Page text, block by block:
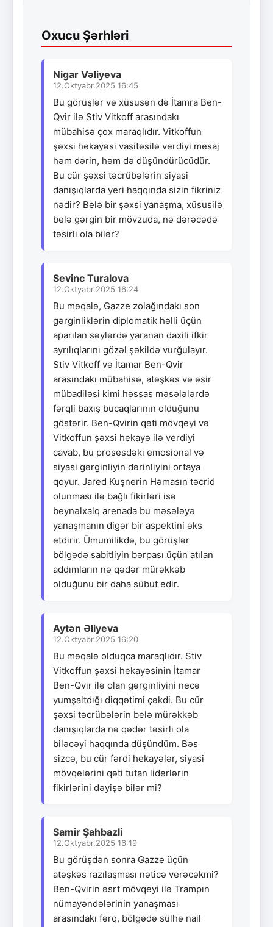
Oxucu Şərhləri
Nigar Vəliyeva
12.Oktyabr.2025 16:45
Bu görüşlər və xüsusən də İtamra Ben-
Qvir ilə Stiv Vitkoff arasındakı
mübahisə çox maraqlıdır. Vitkoffun
şəxsi hekayəsi vasitəsilə verdiyi mesaj
həm dərin, həm də düşündürücüdür.
Bu cür şəxsi təcrübələrin siyasi
danışıqlarda yeri haqqında sizin fikriniz
nədir? Belə bir şəxsi yanaşma, xüsusilə
belə gərgin bir mövzuda, nə dərəcədə
təsirli ola bilər?
Sevinc Turalova
12.Oktyabr.2025 16:24
Bu məqalə, Gazze zolağındakı son
gərginliklərin diplomatik həlli üçün
aparılan səylərdə yaranan daxili ifkir
ayrılıqlarını gözəl şəkildə vurğulayır.
Stiv Vitkoff və İtamar Ben-Qvir
arasındakı mübahisə, atəşkəs və əsir
mübadiləsi kimi həssas məsələlərdə
fərqli baxış bucaqlarının olduğunu
göstərir. Ben-Qvirin qəti mövqeyi və
Vitkoffun şəxsi hekayə ilə verdiyi
cavab, bu prosesdəki emosional və
siyasi gərginliyin dərinliyini ortaya
qoyur. Jared Kuşnerin Həmasın təcrid
olunması ilə bağlı fikirləri isə
beynəlxalq arenada bu məsələyə
yanaşmanın digər bir aspektini əks
etdirir. Ümumilikdə, bu görüşlər
bölgədə sabitliyin bərpası üçün atılan
addımların nə qədər mürəkkəb
olduğunu bir daha sübut edir.
Aytən Əliyeva
12.Oktyabr.2025 16:20
Bu məqalə olduqca maraqlıdır. Stiv
Vitkoffun şəxsi hekayəsinin İtamar
Ben-Qvir ilə olan gərginliyini necə
yumşaltdığı diqqətimi çəkdi. Bu cür
şəxsi təcrübələrin belə mürəkkəb
danışıqlarda nə qədər təsirli ola
biləcəyi haqqında düşündüm. Bəs
sizcə, bu cür fərdi hekayələr, siyasi
mövqelərini qəti tutan liderlərin
fikirlərini dəyişə bilər mi?
Samir Şahbazli
12.Oktyabr.2025 16:19
Bu görüşdən sonra Gazze üçün
atəşkəs razılaşması nəticə verəcəkmi?
Ben-Qvirin əsrt mövqeyi ilə Trampın
nümayəndələrinin yanaşması
arasındakı fərq, bölgədə sülhə nail